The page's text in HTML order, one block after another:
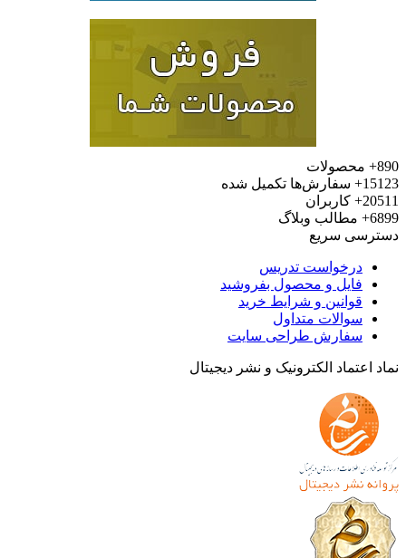
محصولات
سفارش‌ها تکمیل شده
کاربران
مطالب وبلاگ
سریع
درخواست تدریس
فایل و محصول بفروشید
قوانین و شرایط خرید
سوالات متداول
سفارش طراحی سایت
اعتماد الکترونیک و نشر دیجیتال